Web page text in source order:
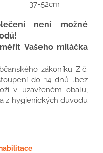
52cm
není možné
Vašeho miláčka
zákoníku Z.č.
do 14 dnů „bez
v uzavřeném obalu,
z hygienických důvodů